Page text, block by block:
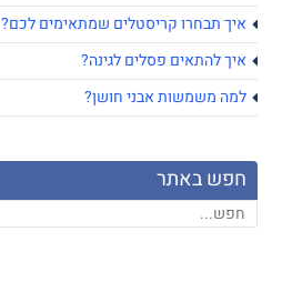
איך תבחרו קריסטלים שמתאימים לכם?
איך להתאים פסלים לגינה?
למה משמשות אבני חושן?
חפש באתר